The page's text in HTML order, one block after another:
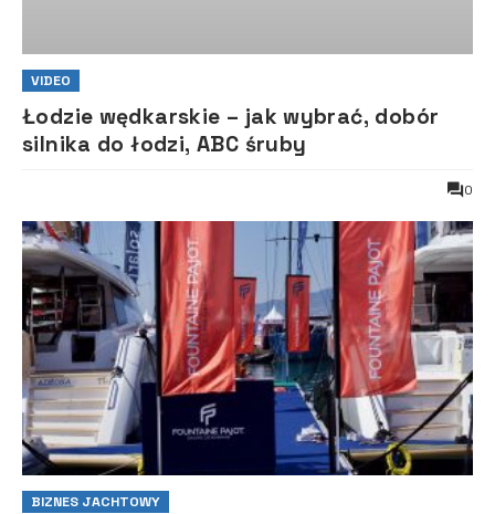
VIDEO
Łodzie wędkarskie – jak wybrać, dobór
silnika do łodzi, ABC śruby
0
BIZNES JACHTOWY